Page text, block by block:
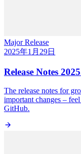
Major Release
2025年1月29日
Release Notes
The release notes for
important changes –
GitHub.